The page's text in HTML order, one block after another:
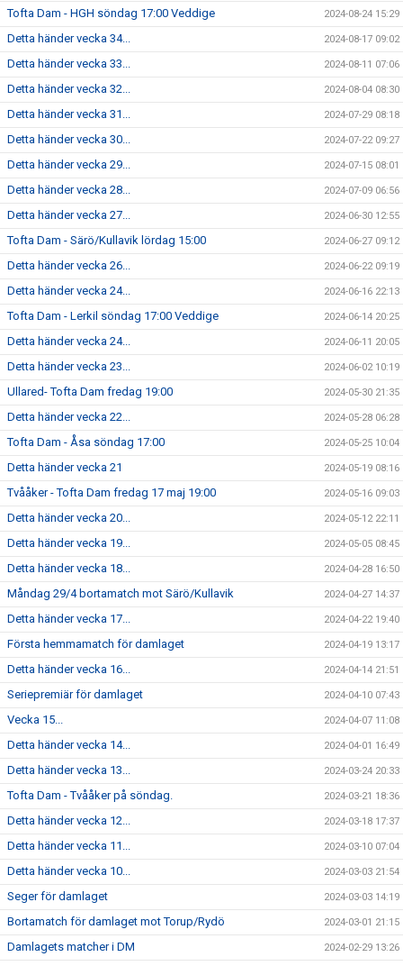
Tofta Dam - HGH söndag 17:00 Veddige 2024-08-24 15:29
Detta händer vecka 34... 2024-08-17 09:02
Detta händer vecka 33... 2024-08-11 07:06
Detta händer vecka 32... 2024-08-04 08:30
Detta händer vecka 31... 2024-07-29 08:18
Detta händer vecka 30... 2024-07-22 09:27
Detta händer vecka 29... 2024-07-15 08:01
Detta händer vecka 28... 2024-07-09 06:56
Detta händer vecka 27... 2024-06-30 12:55
Tofta Dam - Särö/Kullavik lördag 15:00 2024-06-27 09:12
Detta händer vecka 26... 2024-06-22 09:19
Detta händer vecka 24... 2024-06-16 22:13
Tofta Dam - Lerkil söndag 17:00 Veddige 2024-06-14 20:25
Detta händer vecka 24... 2024-06-11 20:05
Detta händer vecka 23... 2024-06-02 10:19
Ullared- Tofta Dam fredag 19:00 2024-05-30 21:35
Detta händer vecka 22... 2024-05-28 06:28
Tofta Dam - Åsa söndag 17:00 2024-05-25 10:04
Detta händer vecka 21 2024-05-19 08:16
Tvååker - Tofta Dam fredag 17 maj 19:00 2024-05-16 09:03
Detta händer vecka 20... 2024-05-12 22:11
Detta händer vecka 19... 2024-05-05 08:45
Detta händer vecka 18... 2024-04-28 16:50
Måndag 29/4 bortamatch mot Särö/Kullavik 2024-04-27 14:37
Detta händer vecka 17... 2024-04-22 19:40
Första hemmamatch för damlaget 2024-04-19 13:17
Detta händer vecka 16... 2024-04-14 21:51
Seriepremiär för damlaget 2024-04-10 07:43
Vecka 15... 2024-04-07 11:08
Detta händer vecka 14... 2024-04-01 16:49
Detta händer vecka 13... 2024-03-24 20:33
Tofta Dam - Tvååker på söndag. 2024-03-21 18:36
Detta händer vecka 12... 2024-03-18 17:37
Detta händer vecka 11... 2024-03-10 07:04
Detta händer vecka 10... 2024-03-03 21:54
Seger för damlaget 2024-03-03 14:19
Bortamatch för damlaget mot Torup/Rydö 2024-03-01 21:15
Damlagets matcher i DM 2024-02-29 13:26